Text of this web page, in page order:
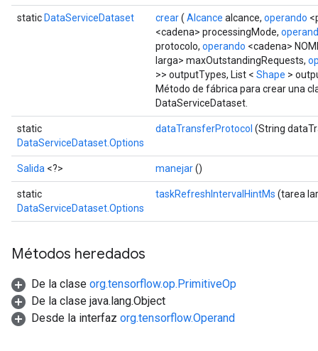
static DataServiceDataset crear( Alcance alcance, operando
<cadena> processingMode,
protocolo, operando <cadena>
larga> maxOutstandingRequests,
>> outputTypes, List < Shape >
Método de fábrica para crear una
DataServiceDataset.
static
DataServiceDataset.Options
dataTransferProtocol (String
Salida <?> manejar()
static
DataServiceDataset.Options
taskRefreshIntervalHintMs (tarea
Métodos heredados
De la clase org.tensorflow.op.PrimitiveOp
De la clase java.lang.Object
Desde la interfaz org.tensorflow.Operand